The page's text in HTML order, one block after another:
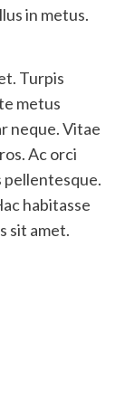
in metus.
Turpis
metus
neque. Vitae
Ac orci
pellentesque.
habitasse
sit amet.